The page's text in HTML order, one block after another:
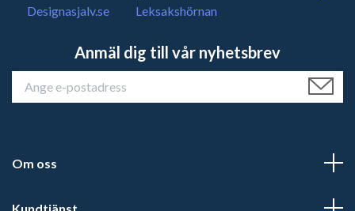
Designasjalv.se
Leksakshörnan
Anmäl dig till vår nyhetsbrev
Om oss
Kundtjänst